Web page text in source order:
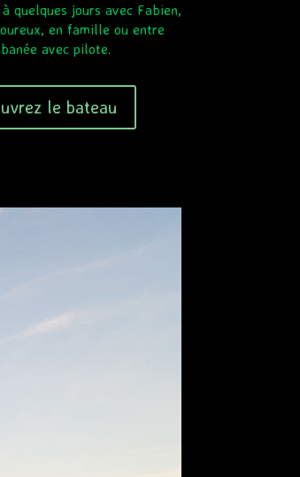
quelques jours avec Fabien,
en famille ou entre
avec pilote.
le bateau